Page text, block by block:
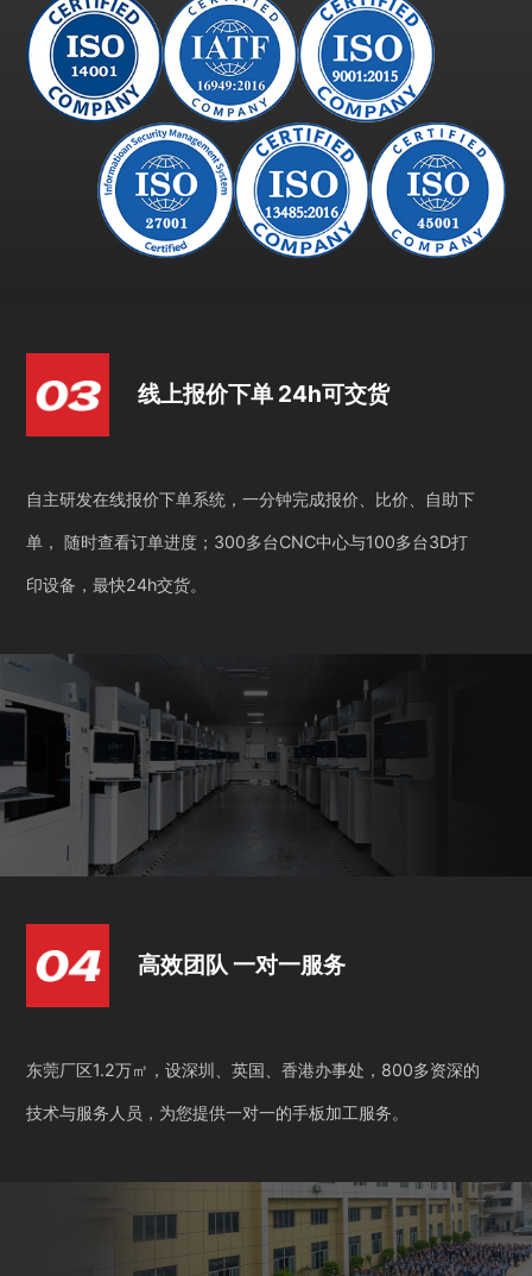
线上报价下单 24h可交货
自主研发在线报价下单系统，一分钟完成报价、比价、自助下
单， 随时查看订单进度；300多台CNC中心与100多台3D打
印设备，最快24h交货。
高效团队 一对一服务
东莞厂区1.2万㎡，设深圳、英国、香港办事处，800多资深的
技术与服务人员，为您提供一对一的手板加工服务。